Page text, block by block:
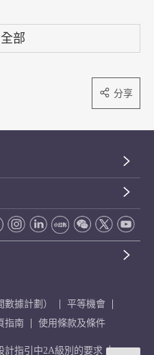
部
分享
據計劃）
平等機會
指南 使用條款及條件
計指引中2A級別的要求